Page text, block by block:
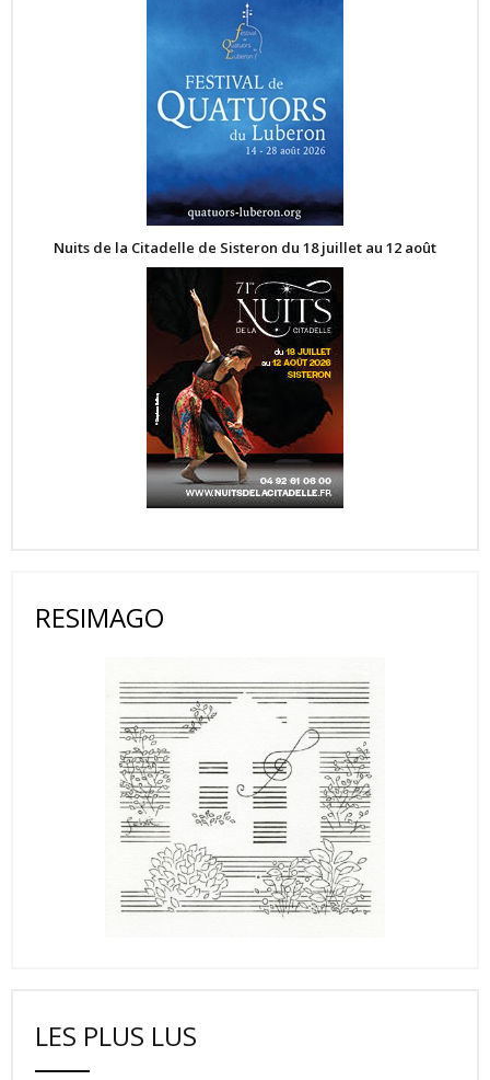
Nuits de la Citadelle de Sisteron du 18 juillet au 12 août
RESIMAGO
LES PLUS LUS